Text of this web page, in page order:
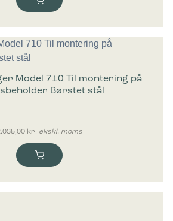
Model 710 Til montering på
Børstet stål
kr. ekskl. moms